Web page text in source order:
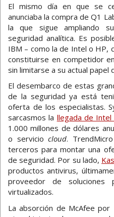
El mismo día en que se
anunciaba la compra de Q1
la que sigue ampliando
seguridad analítica. Es
IBM – como la de Intel o HP,
constituirse en competidor
sin limitarse a su actual papel
El desembarco de estas
de la seguridad ya está
oferta de los especialistas.
sarcasmos la llegada de
1.000 millones de dólares
o serviciocloud.
terceros para montar una
de seguridad. Por su lado,
productos antivirus,
proveedor de soluciones
virtualizados.
La absorción de McAfee